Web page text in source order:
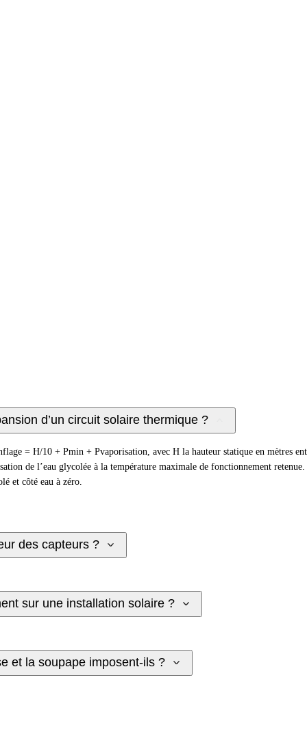
d’un circuit solaire thermique ?
= H/10 + Pmin + Pvaporisation, avec H la hauteur statique en mètres
de l’eau glycolée à la température maximale de fonctionnement
et côté eau à zéro.
des capteurs ?
sur une installation solaire ?
et la soupape imposent-ils ?